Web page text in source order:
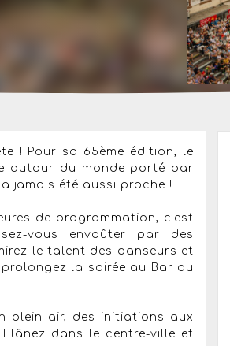
! Pour sa 65ème édition, le
autour du monde porté par
jamais été aussi proche !
de programmation, c’est
vous envoûter par des
le talent des danseurs et
la soirée au Bar du
plein air, des initiations aux
dans le centre-ville et